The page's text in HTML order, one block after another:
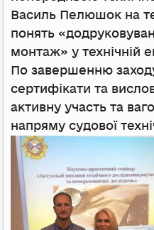
Василь Пелюшок на
понять
монтаж» у технічній
По завершенню
сертифікати та
активну участь та
напряму судової